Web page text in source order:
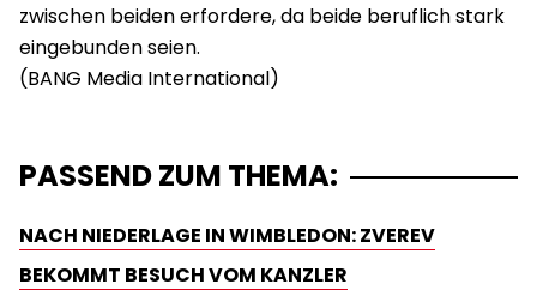
zwischen beiden erfordere, da beide beruflich stark
eingebunden seien.
PASSEND ZUM THEMA:
NACH NIEDERLAGE IN WIMBLEDON: ZVEREV
BEKOMMT BESUCH VOM KANZLER